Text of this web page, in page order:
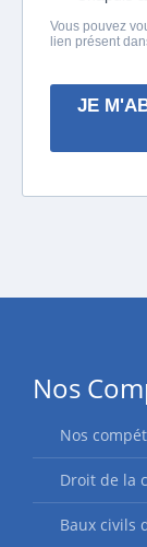
Nos
Nos
Droit de la
Baux civils